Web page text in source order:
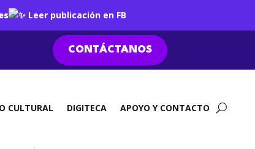
Leer publicación en FB
CONTÁCTANOS
CULTURAL DIGITECA APOYO Y CONTACTO